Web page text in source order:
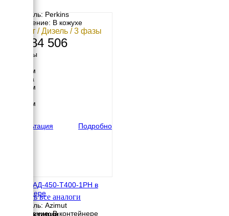
Двигатель: Perkins
Исполнение: В кожухе
480 кВт / Дизель / 3 фазы
12 584 506
Размеры
5320 мм
Ширина
1920 мм
2289 мм
Консультация
Подробно
Азимут АД-450-Т400-1РН в
контейнере
Двигатель: Azimut
Исполнение: В контейнере
Смотреть все аналоги